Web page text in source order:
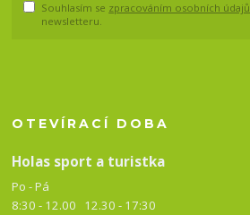
Souhlasím se zpracováním osobních údajů
newsletteru.
OTEVÍRACÍ DOBA
Holas sport a turistka
Po - Pá
8:30 - 12.00 12.30 - 17:30